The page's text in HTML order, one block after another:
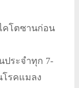
คโตซานก่อน
ประจำทุก 7-
โรคแมลง